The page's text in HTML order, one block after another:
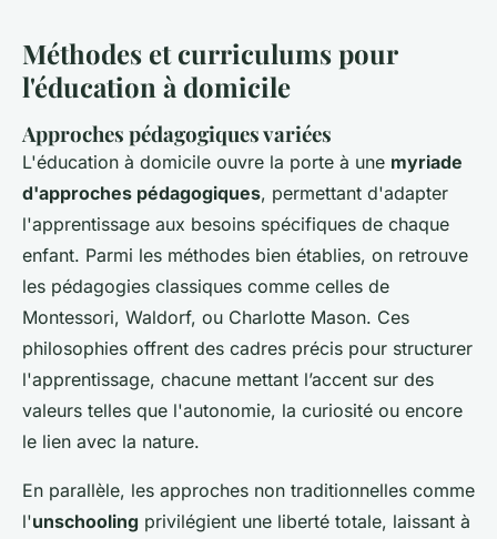
Méthodes et curriculums pour
l'éducation à domicile
Approches pédagogiques variées
L'éducation à domicile ouvre la porte à une myriade
d'approches pédagogiques, permettant d'adapter
l'apprentissage aux besoins spécifiques de chaque
enfant. Parmi les méthodes bien établies, on retrouve
les pédagogies classiques comme celles de
Montessori, Waldorf, ou Charlotte Mason. Ces
philosophies offrent des cadres précis pour structurer
l'apprentissage, chacune mettant l’accent sur des
valeurs telles que l'autonomie, la curiosité ou encore
le lien avec la nature.
En parallèle, les approches non traditionnelles comme
l'unschooling privilégient une liberté totale, laissant à